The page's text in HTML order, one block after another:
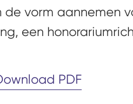
de vorm aannemen
een
PDF